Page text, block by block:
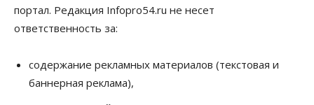
портал. Редакция Infopro54.ru не несет
ответственность за:
содержание рекламных материалов (текстовая и
баннерная реклама),